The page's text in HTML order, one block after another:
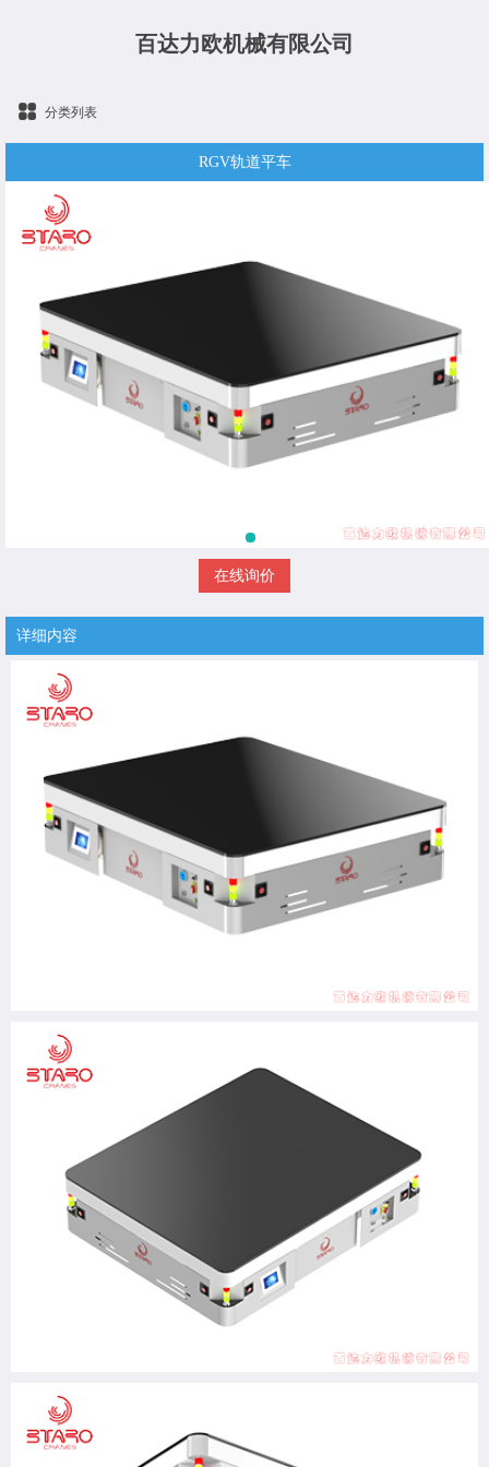
百达力欧机械有限公司
分类列表
RGV轨道平车
在线询价
详细内容